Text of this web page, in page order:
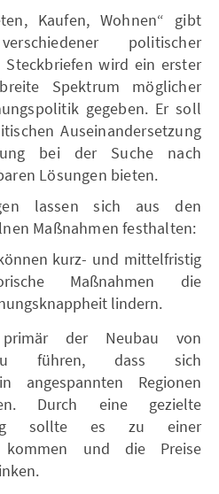
Kaufen, Wohnen“ gibt
politischer
wird ein erster
Spektrum möglicher
gegeben. Er soll
Auseinandersetzung
bei der Suche nach
Lösungen bieten.
lassen sich aus den
Maßnahmen festhalten:
kurz- und mittelfristig
Maßnahmen die
lindern.
der Neubau von
führen, dass sich
angespannten Regionen
Durch eine gezielte
sollte es zu einer
kommen und die Preise